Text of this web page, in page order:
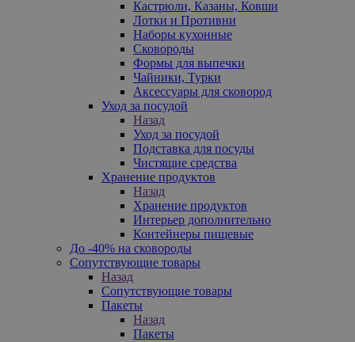
Кастрюли, Казаны, Ковши
Лотки и Противни
Наборы кухонные
Сковороды
Формы для выпечки
Чайники, Турки
Аксессуары для сковород
Уход за посудой
Назад
Уход за посудой
Подставка для посуды
Чистящие средства
Хранение продуктов
Назад
Хранение продуктов
Интерьер дополнительно
Контейнеры пищевые
До -40% на сковороды
Сопутствующие товары
Назад
Сопутствующие товары
Пакеты
Назад
Пакеты